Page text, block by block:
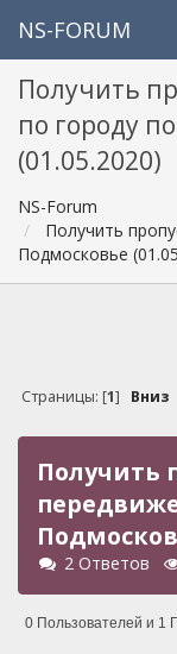
NS-FORUM
Получить
по городу
(01.05.2020)
NS-Forum
Получить
Подмосковье
Страницы: [1] Вниз
Получить
2 Ответов
0 Пользователей и 1